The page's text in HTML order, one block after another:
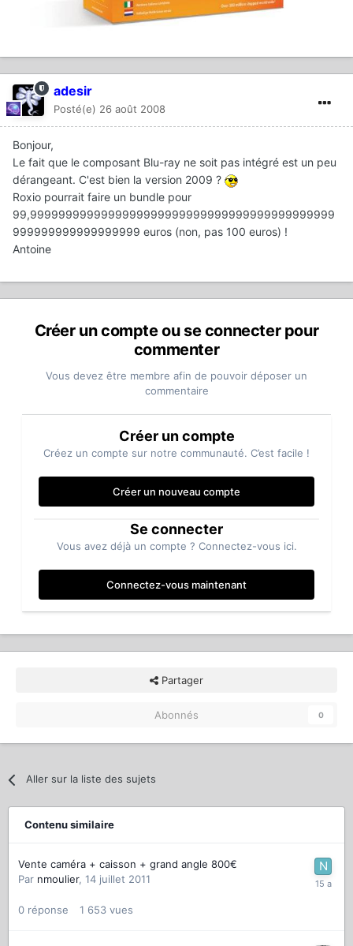
adesir
Posté(e) 26 août 2008
Bonjour,
Le fait que le composant Blu-ray ne soit pas intégré est un peu
dérangeant. C'est bien la version 2009 ?
Roxio pourrait faire un bundle pour
99,9999999999999999999999999999999999999999999
999999999999999999 euros (non, pas 100 euros) !
Antoine
Créer un compte ou se connecter pour
commenter
Vous devez être membre afin de pouvoir déposer un
commentaire
Créer un compte
Créez un compte sur notre communauté. C’est facile !
Créer un nouveau compte
Se connecter
Vous avez déjà un compte ? Connectez-vous ici.
Connectez-vous maintenant
Partager
Abonnés 0
Aller sur la liste des sujets
Contenu similaire
Vente caméra + caisson + grand angle 800€
Par nmoulier, 14 juillet 2011
0 réponse 1 653 vues